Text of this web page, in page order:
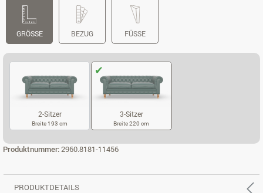
GRÖSSE BEZUG FÜSSE
2-Sitzer
Breite 193 cm
3-Sitzer
Breite 220 cm
Produktnummer:2960.8181-11456
PRODUKTDETAILS